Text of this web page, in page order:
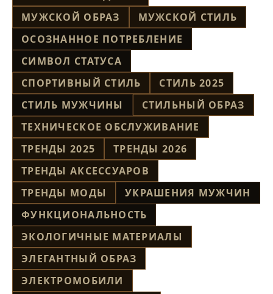
МУЖСКОЙ ОБРАЗ
МУЖСКОЙ СТИЛЬ
ОСОЗНАННОЕ ПОТРЕБЛЕНИЕ
СИМВОЛ СТАТУСА
СПОРТИВНЫЙ СТИЛЬ
СТИЛЬ 2025
СТИЛЬ МУЖЧИНЫ
СТИЛЬНЫЙ ОБРАЗ
ТЕХНИЧЕСКОЕ ОБСЛУЖИВАНИЕ
ТРЕНДЫ 2025
ТРЕНДЫ 2026
ТРЕНДЫ АКСЕССУАРОВ
ТРЕНДЫ МОДЫ
УКРАШЕНИЯ МУЖЧИН
ФУНКЦИОНАЛЬНОСТЬ
ЭКОЛОГИЧНЫЕ МАТЕРИАЛЫ
ЭЛЕГАНТНЫЙ ОБРАЗ
ЭЛЕКТРОМОБИЛИ